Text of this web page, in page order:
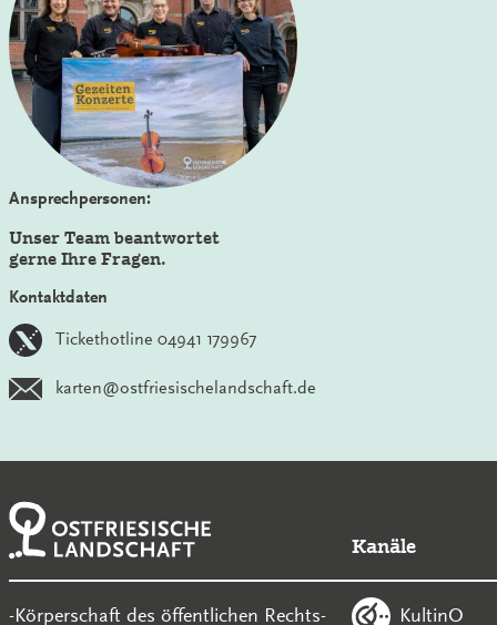
Ansprechpersonen:
Unser Team beantwortet
gerne Ihre Fragen.
Kontaktdaten
Tickethotline 04941 179967
karten@ostfriesischelandschaft.de
-Körperschaft des öffentlichen Rechts-
Kanäle
KultinO